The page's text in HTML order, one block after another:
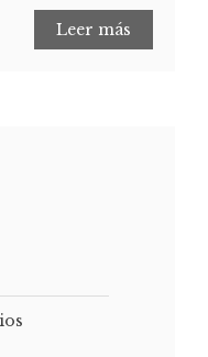
Leer más